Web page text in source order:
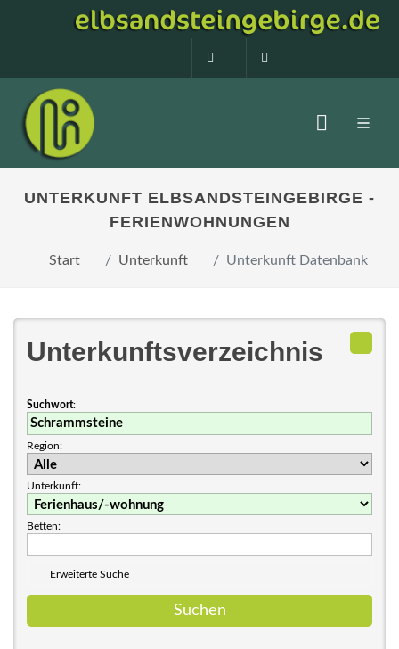
0160 99873408
UNTERKUNFT ELBSANDSTEINGEBIRGE -
FERIENWOHNUNGEN
Start Unterkunft Unterkunft Datenbank
Unterkunftsverzeichnis
Suchwort:
Region:
Unterkunft:
Betten:
Erweiterte Suche